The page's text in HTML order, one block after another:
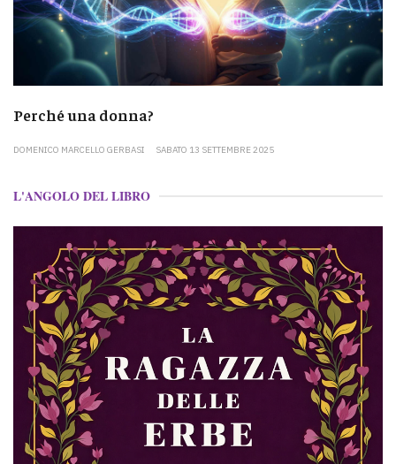
Perché una donna?
DOMENICO MARCELLO GERBASI SABATO 13 SETTEMBRE 2025
L'ANGOLO DEL LIBRO